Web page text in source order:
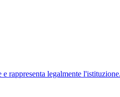
rappresenta legalmente l'istituzione.